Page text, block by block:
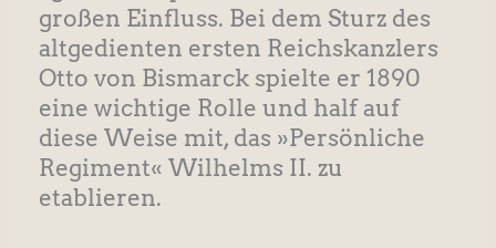
großen Einfluss. Bei dem Sturz des
altgedienten ersten Reichskanzlers
Otto von Bismarck spielte er 1890
eine wichtige Rolle und half auf
diese Weise mit, das »Persönliche
Regiment« Wilhelms II. zu
etablieren.